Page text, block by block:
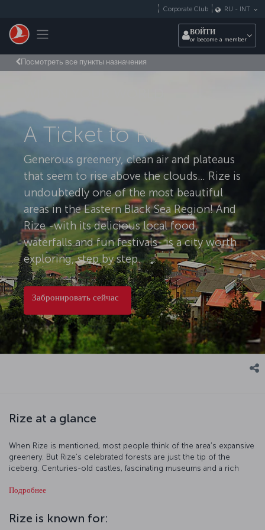
Toggle navigation
Corporate Club RU - INT
ВОЙТИ
or become a member
Посмотреть все пункты назначения
A Ticket to Rize
Generous greenery, clean air and plateaus
that seem to rise above the clouds… Rize is
undoubtedly one of the most beautiful
areas in the Eastern Black Sea Region! And
Rize -with its delicious local food,
waterfalls and fun festivals- is a city worth
exploring, step by step.
Забронировать сейчас
Rize at a glance
When Rize is mentioned, most people think of the area’s expansive
greenery. But Rize’s celebrated forests are just the tip of the
iceberg. Centuries-old castles, fascinating museums and a rich
streams and waterfalls. The Kaçkar Mountains National Park, Zilkale,
Rize’s natural beauties.
Подробнее
Rize is known for: